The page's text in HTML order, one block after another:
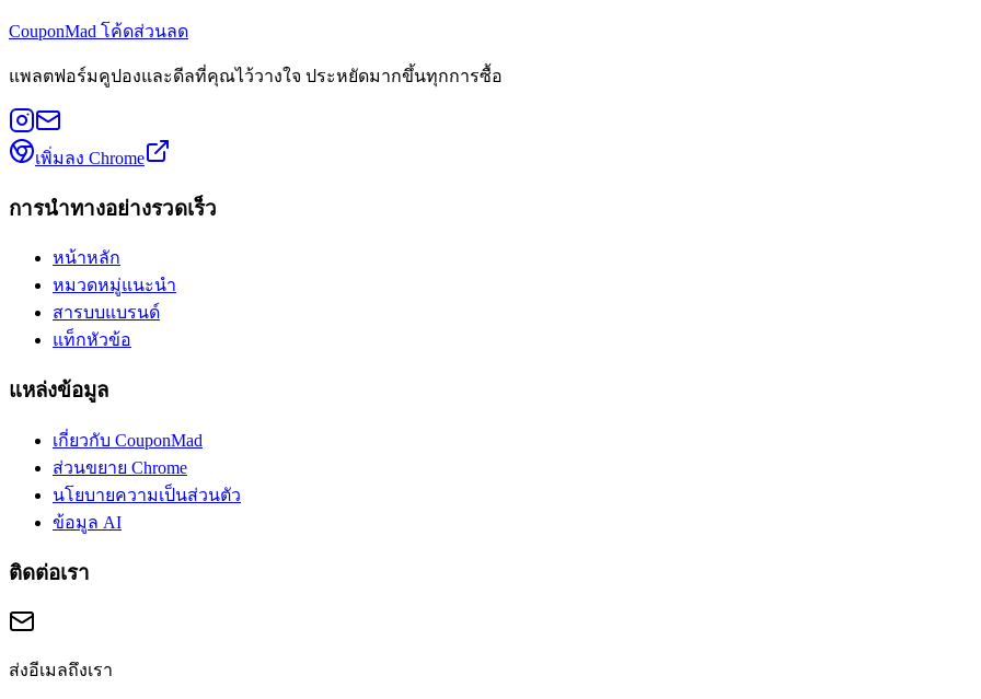
CouponMad โค้ดส่วนลด
แพลตฟอร์มคูปองและดีลที่คุณไว้วางใจ ประหยัดมากขึ้นทุกการซื้อ
เพิ่มลง Chrome
การนำทางอย่างรวดเร็ว
หน้าหลัก
หมวดหมู่แนะนำ
สารบบแบรนด์
แท็กหัวข้อ
แหล่งข้อมูล
เกี่ยวกับ CouponMad
ส่วนขยาย Chrome
นโยบายความเป็นส่วนตัว
ข้อมูล AI
ติดต่อเรา
ส่งอีเมลถึงเรา